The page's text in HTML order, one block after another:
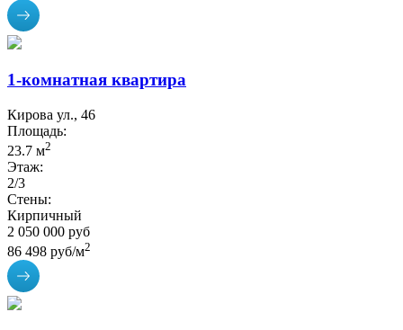
1-комнатная квартира
Кирова ул., 46
Площадь:
23.7 м2
Этаж:
2/3
Стены:
Кирпичный
2 050 000 руб
86 498 руб/м2